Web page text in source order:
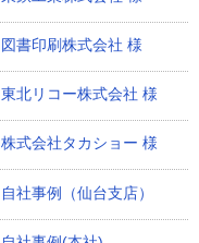
図書印刷株式会社 様
東北リコー株式会社 様
株式会社タカショー 様
自社事例（仙台支店）